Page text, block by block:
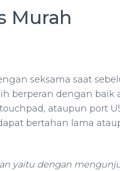
Murah
seksama saat
berperan dengan baik
ataupun port
bertahan lama
yaitu dengan